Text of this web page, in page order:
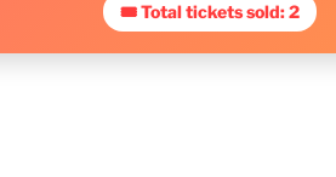
🎟 Total tickets sold: 2